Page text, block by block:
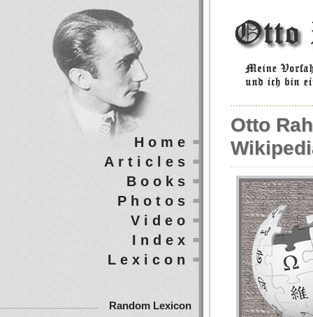
Otto
Home
Articles
Books
Photos
Video
Index
Lexicon
Random Lexicon